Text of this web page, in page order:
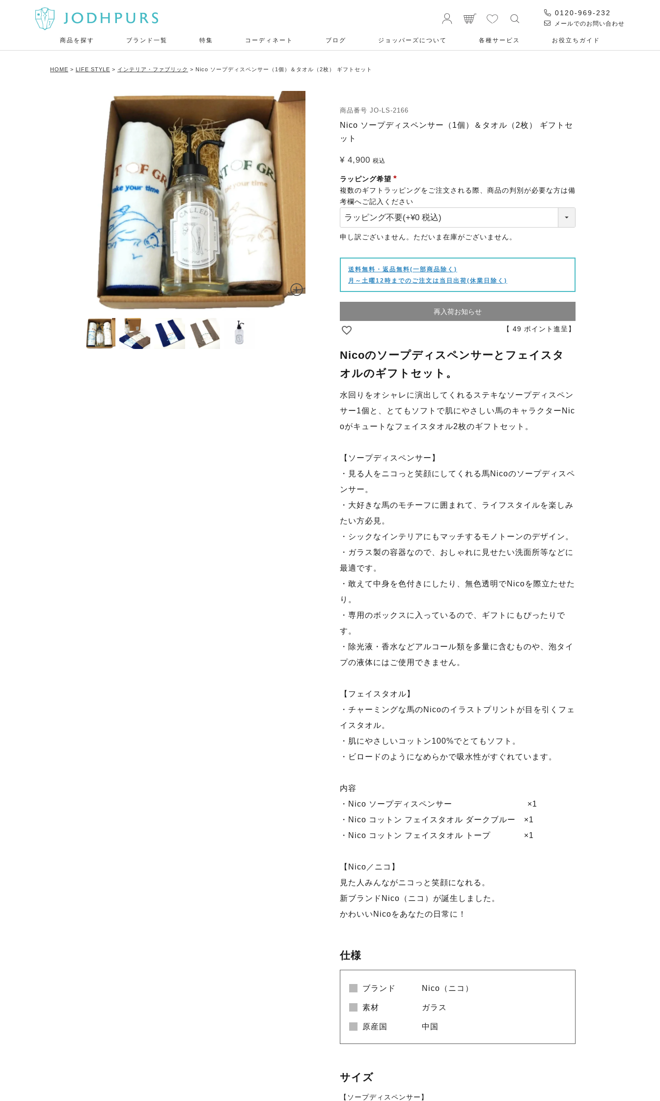
0120-969-232
メールでのお問い合わせ
商品を探す ブランド一覧 特集 コーディネート ブログ ジョッパーズについて 各種サービス お役⽴ちガイド
HOME LIFE STYLE インテリア・ファブリック Nico ソープディスペンサー（1個）＆タオル（2枚） ギフトセット
商品番号 JO-LS-2166
Nico ソープディスペンサー（1個）＆タオル（2枚） ギフトセ
ット
¥ 4,900 税込
ラッピング希望
複数のギフトラッピングをご注文される際、商品の判別が必要な方は備
考欄へご記入ください
申し訳ございません。ただいま在庫がございません。
送料無料・返品無料(一部商品除く)
月～土曜12時までのご注文は当日出荷(休業日除く)
再入荷お知らせ
【 49 ポイント進呈】
Nicoのソープディスペンサーとフェイスタ
オルのギフトセット。
水回りをオシャレに演出してくれるステキなソープディスペン
サー1個と、とてもソフトで肌にやさしい馬のキャラクターNic
oがキュートなフェイスタオル2枚のギフトセット。
【ソープディスペンサー】
・見る人をニコっと笑顔にしてくれる馬Nicoのソープディスペ
ンサー。
・大好きな馬のモチーフに囲まれて、ライフスタイルを楽しみ
たい方必見。
・シックなインテリアにもマッチするモノトーンのデザイン。
・ガラス製の容器なので、おしゃれに見せたい洗面所等などに
最適です。
・敢えて中身を色付きにしたり、無色透明でNicoを際立たせた
り。
・専用のボックスに入っているので、ギフトにもぴったりで
す。
・除光液・香水などアルコール類を多量に含むものや、泡タイ
プの液体にはご使用できません。
【フェイスタオル】
・チャーミングな馬のNicoのイラストプリントが目を引くフェ
イスタオル。
・肌にやさしいコットン100%でとてもソフト。
・ビロードのようになめらかで吸水性がすぐれています。
内容
・Nico ソープディスペンサー ×1
・Nico コットン フェイスタオル ダークブルー ×1
・Nico コットン フェイスタオル トープ ×1
【Nico／ニコ】
見た人みんながニコっと笑顔になれる。
新ブランドNico（ニコ）が誕生しました。
かわいいNicoをあなたの日常に！
仕様
ブランド Nico（ニコ）
素材 ガラス
原産国 中国
サイズ
【ソープディスペンサー】